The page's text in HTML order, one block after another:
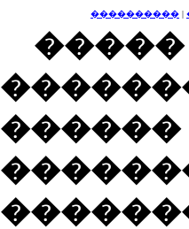
���������� |